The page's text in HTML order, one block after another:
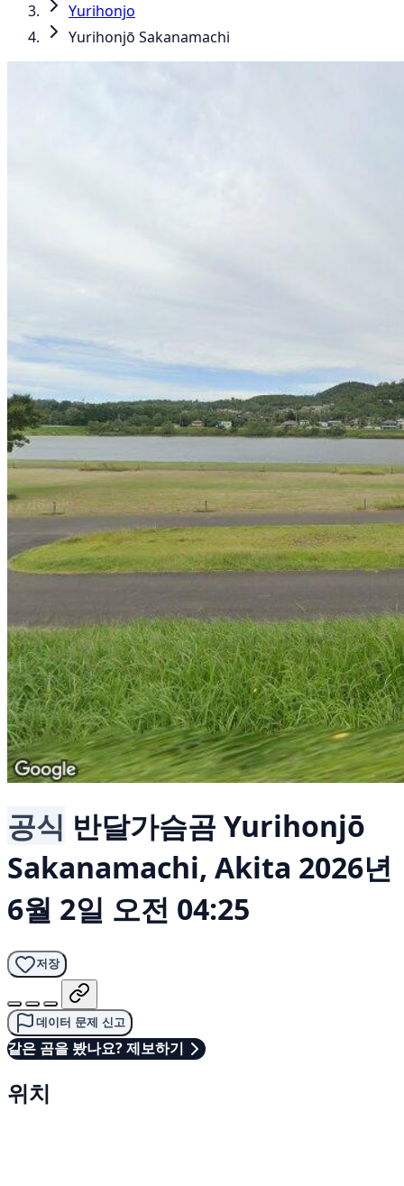
Yurihonjo
Yurihonjō Sakanamachi
공식 반달가슴곰 Yurihonjō
Sakanamachi, Akita 2026년
6월 2일 오전 04:25
저장
데이터 문제 신고
같은 곰을 봤나요? 제보하기
위치